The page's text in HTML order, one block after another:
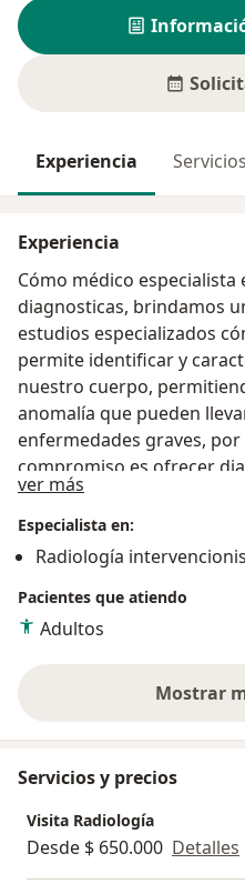
Experiencia
Experiencia
Cómo médico
diagnosticas, brindamos
estudios especializados
permite identificar y
nuestro cuerpo,
anomalía que pueden
enfermedades graves,
compromiso es ofrecer
faciliten realizar un optimo
priorizando el principio del
confianza y sobre todo profesionalismo en cada una
de nuestra atención.
ver más
Especialista en:
Radiología
Pacientes que atiendo
Adultos
Mostrar
Servicios y precios
Visita Radiología
Desde $ 650.000 Detalles